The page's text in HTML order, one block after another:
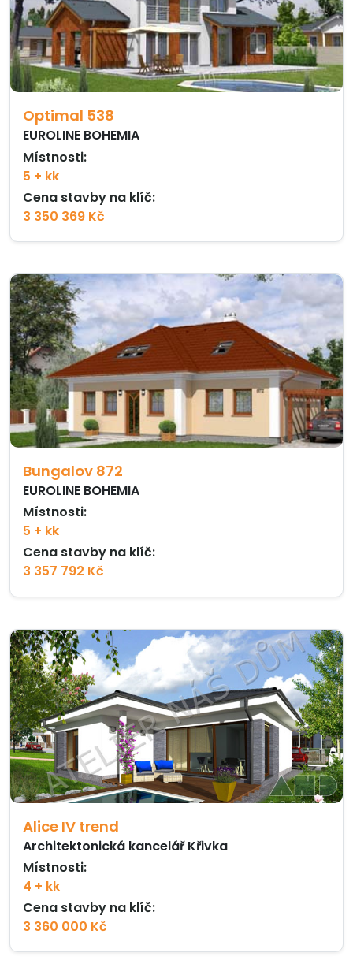
Optimal 538
EUROLINE BOHEMIA
Místnosti:
5 + kk
Cena stavby na klíč:
3 350 369 Kč
Bungalov 872
EUROLINE BOHEMIA
Místnosti:
5 + kk
Cena stavby na klíč:
3 357 792 Kč
Alice IV trend
Architektonická kancelář Křivka
Místnosti:
4 + kk
Cena stavby na klíč:
3 360 000 Kč